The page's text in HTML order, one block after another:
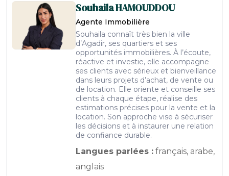
SouhailaHAMOUDDOU
Agente Immobilière
Souhaila connaît très bien la ville
d’Agadir, ses quartiers et ses
opportunités immobilières. À l’écoute,
réactive et investie, elle accompagne
ses clients avec sérieux et bienveillance
dans leurs projets d’achat, de vente ou
de location. Elle oriente et conseille ses
clients à chaque étape, réalise des
estimations précises pour la vente et la
location. Son approche vise à sécuriser
les décisions et à instaurer une relation
de confiance durable.
Langues parlées : français, arabe,
anglais